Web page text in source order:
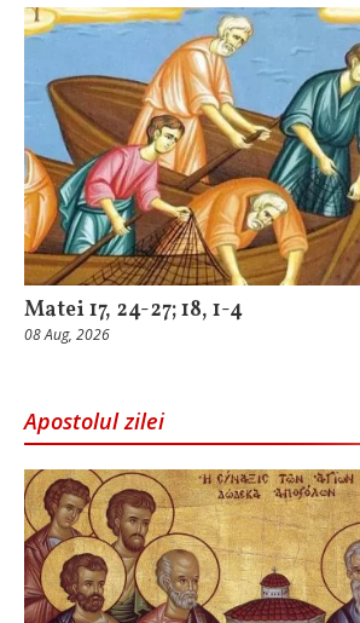
Matei 17, 24-27; 18, 1-4
08 Aug, 2026
Apostolul zilei